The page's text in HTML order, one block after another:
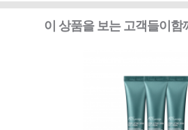
이 상품을 보는 고객들이함